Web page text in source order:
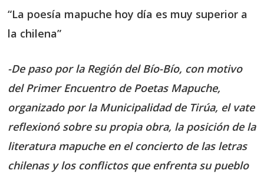
“La poesía mapuche hoy día es muy superior a
la chilena”
-De paso por la Región del Bío-Bío, con motivo
del Primer Encuentro de Poetas Mapuche,
organizado por la Municipalidad de Tirúa, el vate
reflexionó sobre su propia obra, la posición de la
literatura mapuche en el concierto de las letras
chilenas y los conflictos que enfrenta su pueblo